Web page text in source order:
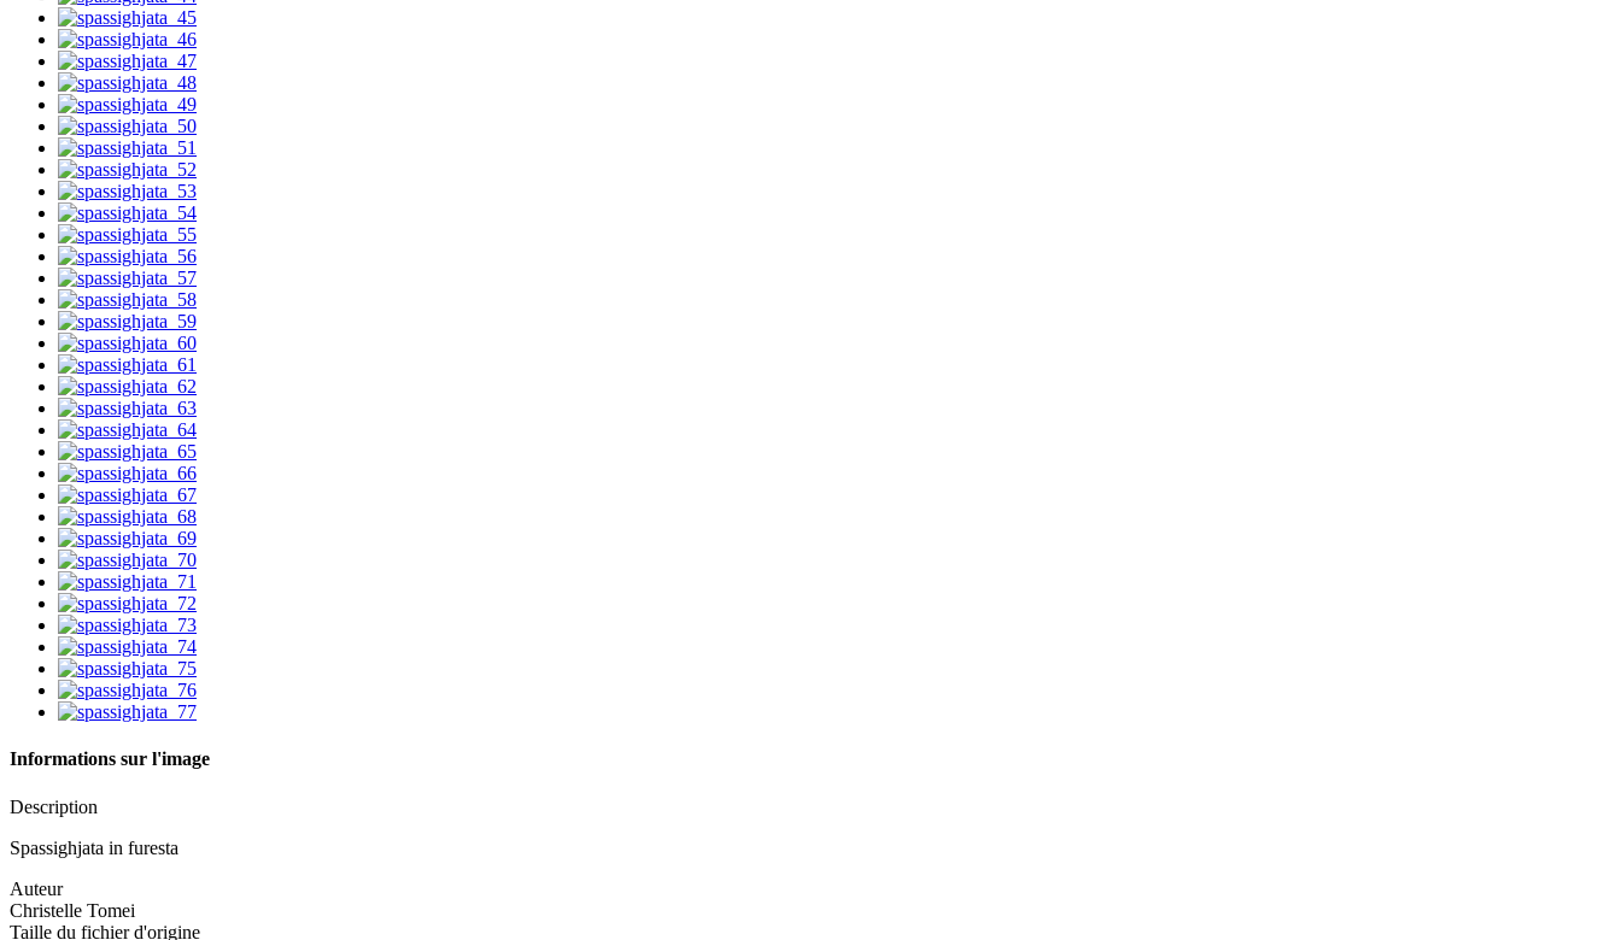
Informations sur l'image
Description
Spassighjata in furesta
Auteur
Christelle Tomei
Taille du fichier d'origine